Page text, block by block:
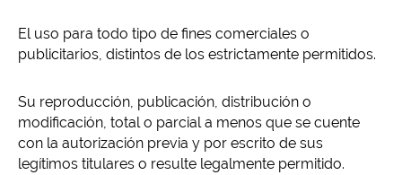
El uso para todo tipo de fines comerciales o
publicitarios, distintos de los estrictamente permitidos.
Su reproducción, publicación, distribución o
modificación, total o parcial a menos que se cuente
con la autorización previa y por escrito de sus
legítimos titulares o resulte legalmente permitido.